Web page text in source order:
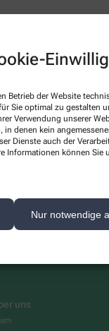
Betrieb der Website
Sie optimal zu gestalten
Verwendung unserer
in denen kein
Dienste auch der
Informationen können Sie
Nur notwendige
nichts Neues.
uns